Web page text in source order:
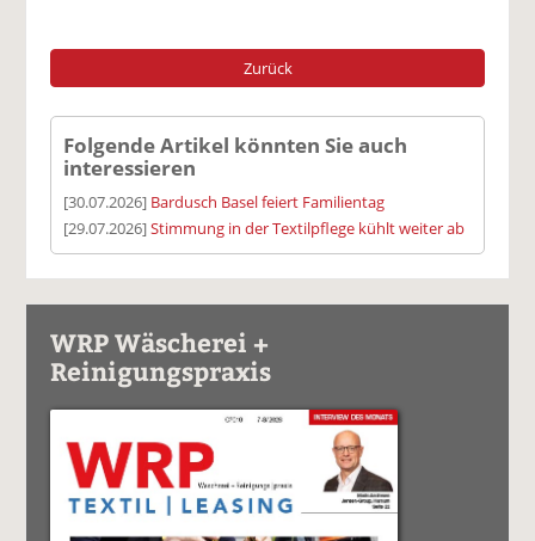
Zurück
Folgende Artikel könnten Sie auch
interessieren
[30.07.2026] Bardusch Basel feiert Familientag
[29.07.2026]Stimmung in der Textilpflege kühlt weiter ab
WRP Wäscherei +
Reinigungspraxis